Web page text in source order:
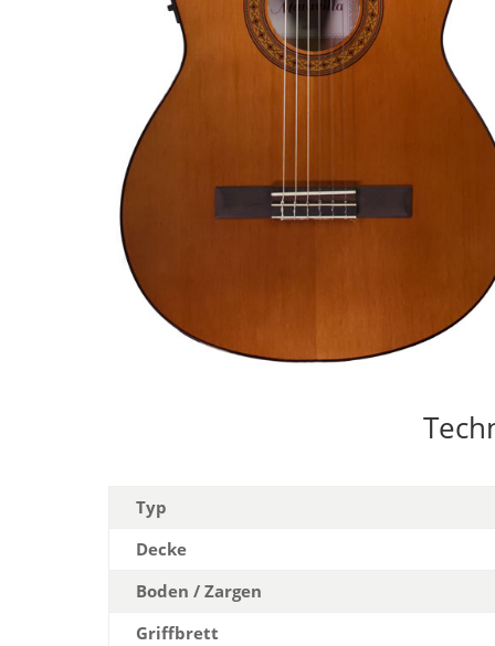
Typ
Decke
Boden / Zargen
Griffbrett